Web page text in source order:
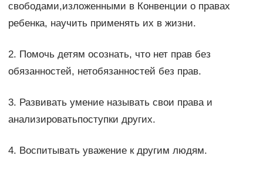
свободами,изложенными в Конвенции о правах
ребенка, научить применять их в жизни.
2. Помочь детям осознать, что нет прав без
обязанностей, нетобязанностей без прав.
3. Развивать умение называть свои права и
анализироватьпоступки других.
4. Воспитывать уважение к другим людям.